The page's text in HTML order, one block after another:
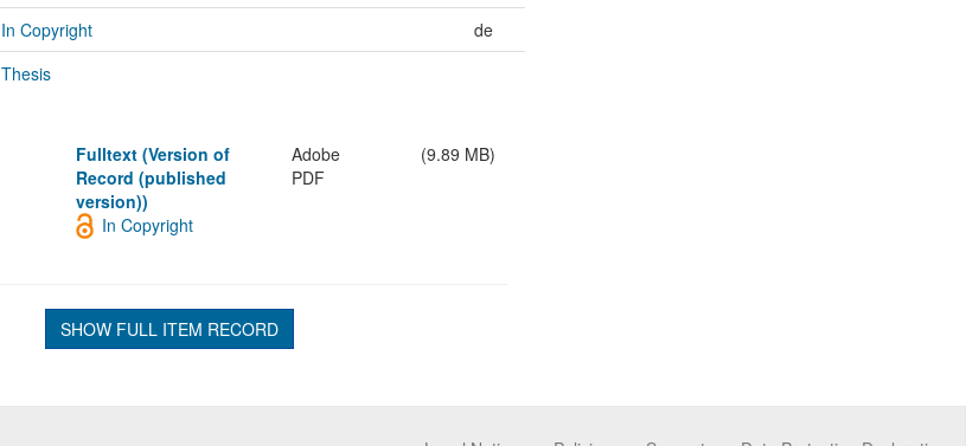
In Copyright
de
Thesis
Fulltext (Version of
Record (published
version))
Adobe
PDF
(9.89 MB)
In Copyright
SHOW FULL ITEM RECORD